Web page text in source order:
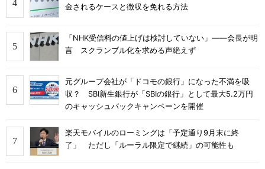
金されるケースと徴収を免れる方法
「NHK受信料の値上げは検討していない」――会長が明
言 スクランブル化を求める声絶えず
元グループ会社が「ドコモの銀行」になった不満を吸
収？ SBI新生銀行が「SBIの銀行」として最大5.2万円
のキャッシュバックキャンペーンを開催
楽天モバイルのローミングは「予定通り9月末に終
了」 ただし「ルーラル限定で継続」の可能性も